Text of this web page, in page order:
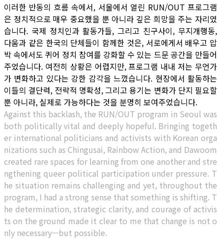
이러한 반동의 흐름 속에서, 서울에서 열린 RUN/OUT 프로그램
은 정치적으로 매우 중요했을 뿐 아니라 깊은 희망을 주는 자리였
습니다. 국제 정치인과 활동가들, 그리고 친구사이, 무지개행동,
다움과 같은 한국의 단체들이 함께한 것은, 서로에게서 배우고 압
박 속에서도 퀴어 정치 참여를 강화할 수 있는 드문 공간을 만들어
주었습니다. 여전히 상황은 어렵지만, 프로그램 내내 저는 무언가
가 변화하고 있다는 강한 감각을 느꼈습니다. 현장에서 활동하는
이들의 결단력, 전략적 명확성, 그리고 용기는 변화가 단지 필요할
뿐 아니라, 실제로 가능하다는 것을 분명히 보여주었습니다.
Against this backlash, the RUN/OUT program in Seoul was
both politically vital and deeply hopeful. Bringing togeth
er international politicians and activists with Korean orga
nizations such as Chingusai, Rainbow Action, and Dawoom
created rare spaces for learning from one another and stre
ngthening queer political participation under pressure. T
he situation remains challenging and yet, throughout the
program, I had a strong sense that something is shifting. T
he determination, strategic clarity, and courage of activis
ts on the ground made it clear to me that change is not o
nly necessary—but possible.